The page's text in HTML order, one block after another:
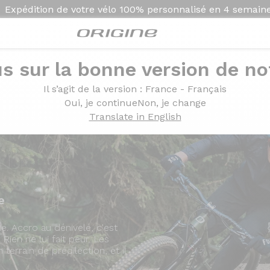
Expédition de votre vélo 100% personnalisé en 4
sur la bonne version de
Il s’agit de la version : France - Français
Oui, je continueNon, je change
Translate in English
Présentation Modèles
Accro au dénivelé, c'est
ne lui fait peur. Les
terrain de prédilection, et il